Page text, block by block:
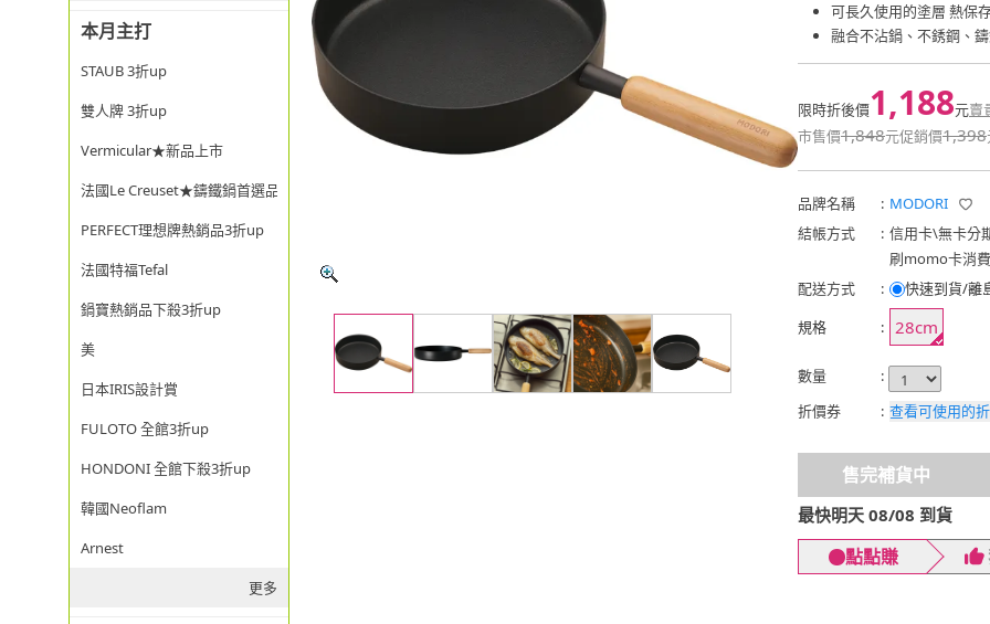
本月主打
STAUB 3折up
雙人牌 3折up
Vermicular★新品上市
法國Le Creuset★鑄鐵鍋首選品牌
PERFECT理想牌熱銷品3折up
法國特福Tefal
鍋寶熱銷品下殺3折up
美
日本IRIS設計賞
FULOTO 全館3折up
HONDONI 全館下殺3折up
韓國Neoflam
Arnest
更多
可長久使用的塗層 熱保
融合不沾鍋、不銹鋼、
限時折後價1,188元賣
市售價1,848元促銷價1,398
品牌名稱 : MODORI
結帳方式
: 信用卡\無卡分
刷momo卡消
配送方式
:
快速到貨/離
規格
: 28cm
數量
:
折價券
: 查看可使用的
售完補貨中
最快明天 08/08 到貨
點點賺